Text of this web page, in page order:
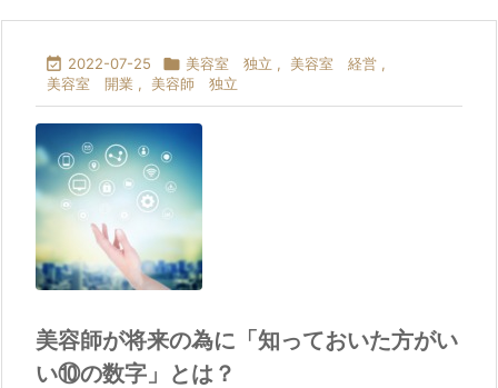
 2022-07-25  美容室 独立 , 美容室 経営 ,
美容室 開業 , 美容師 独立
美容師が将来の為に「知っておいた方がい
い⑩の数字」とは？